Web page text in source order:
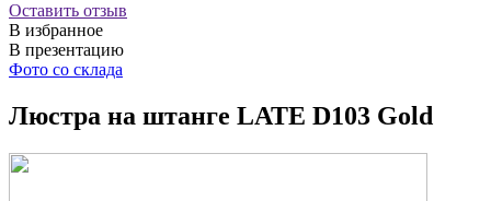
Оставить отзыв
В избранное
В презентацию
Фото со склада
Люстра на штанге LATE D103 Gold